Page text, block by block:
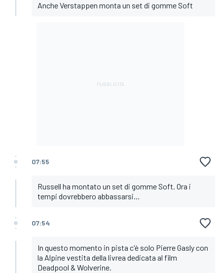
Anche Verstappen monta un set di gomme Soft
07:55
Russell ha montato un set di gomme Soft. Ora i
tempi dovrebbero abbassarsi...
07:54
In questo momento in pista c'è solo Pierre Gasly con
la Alpine vestita della livrea dedicata al film
Deadpool & Wolverine.